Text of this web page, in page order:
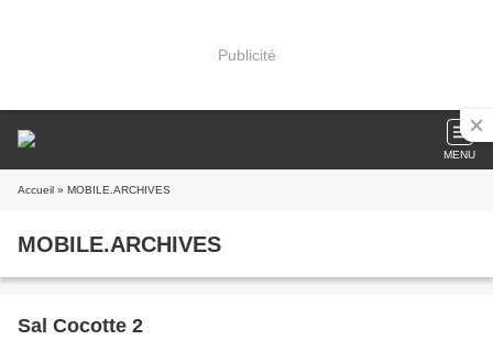
Publicité
MENU
Accueil » MOBILE.ARCHIVES
MOBILE.ARCHIVES
Sal Cocotte 2